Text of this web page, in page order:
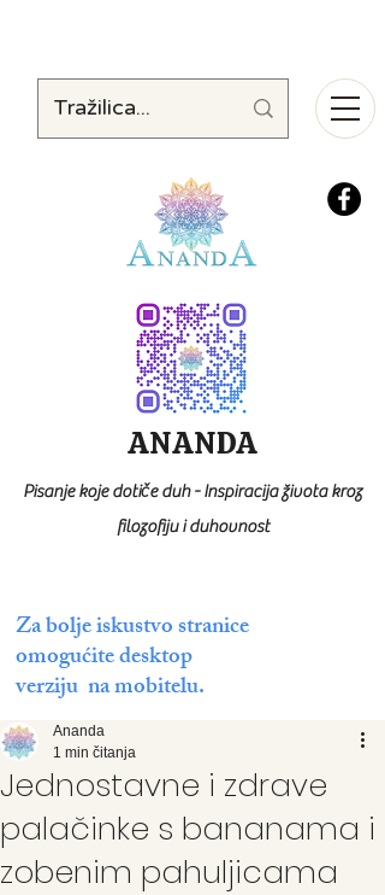
Za bolje iskustvo stranice
omogućite desktop
verziju na mobitelu.
ANANDA
Pisanje koje dotiče duh - Inspiracija života kroz
filozofiju i duhovnost
Jednostavne i zdrave
palačinke s bananama i
zobenim pahuljicama
Ananda
1 min čitanja